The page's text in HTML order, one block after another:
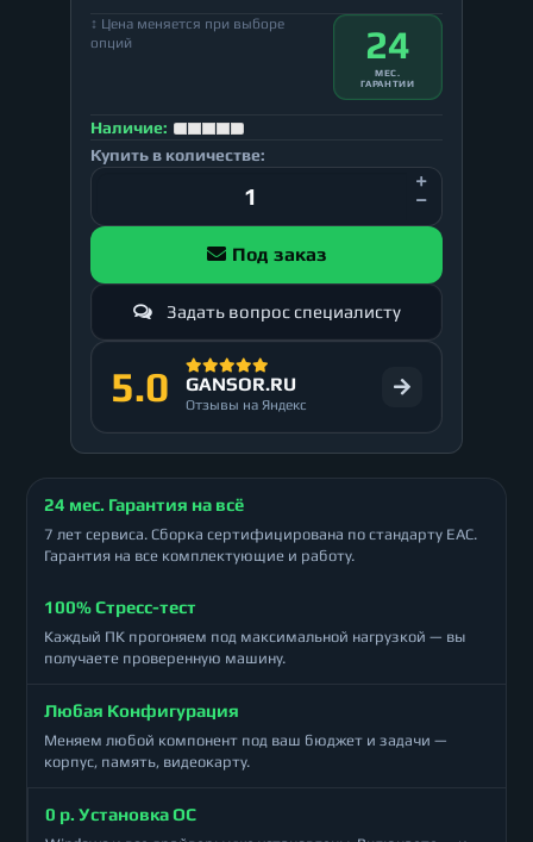
↕ Цена меняется при выборе
опций
24
МЕС.
ГАРАНТИИ
Наличие:
Купить в количестве:
Под заказ
Задать вопрос специалисту
5.0 GANSOR.RU
Отзывы на Яндекс
24 мес. Гарантия на всё
7 лет сервиса. Сборка сертифицирована по стандарту ЕАС.
Гарантия на все комплектующие и работу.
100% Стресс-тест
Каждый ПК прогоняем под максимальной нагрузкой — вы
получаете проверенную машину.
Любая Конфигурация
Меняем любой компонент под ваш бюджет и задачи —
корпус, память, видеокарту.
0 р. Установка ОС